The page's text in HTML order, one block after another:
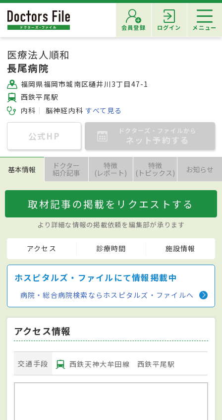
会員登録 ログイン メニュー
医療法人順和
長尾病院
福岡県福岡市城南区樋井川3丁目47-1
西鉄平尾駅
内科
脳神経内科 すべて見る
公式HP ドクターズ・ファイルから
ネット予約する
基本情報 ドクター
紹介記事
特徴
(レポート)
特徴
(トピックス) お知らせ
取材記事の掲載をリクエストする
より詳細な情報の掲載依頼を編集部が承ります
アクセス 診療時間 施設情報
ホスピタルズ・ファイルにて情報掲載中
病院・総合病院検索ならホスピタルズ・ファイルへ
アクセス情報
交通手段 西鉄天神大牟田線 西鉄平尾駅